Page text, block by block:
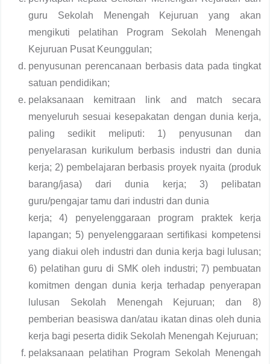
guru Sekolah Menengah Kejuruan yang akan
mengikuti pelatihan Program Sekolah Menengah
Kejuruan Pusat Keunggulan;
penyusunan perencanaan berbasis data pada tingkat
satuan pendidikan;
pelaksanaan kemitraan link and match secara
menyeluruh sesuai kesepakatan dengan dunia kerja,
paling sedikit meliputi: 1) penyusunan dan
penyelarasan kurikulum berbasis industri dan dunia
kerja; 2) pembelajaran berbasis proyek nyaita (produk
barang/jasa) dari dunia kerja; 3) pelibatan
guru/pengajar tamu dari industri dan dunia
kerja; 4) penyelenggaraan program praktek kerja
lapangan; 5) penyelenggaraan sertifikasi kompetensi
yang diakui oleh industri dan dunia kerja bagi lulusan;
6) pelatihan guru di SMK oleh industri; 7) pembuatan
komitmen dengan dunia kerja terhadap penyerapan
lulusan Sekolah Menengah Kejuruan; dan 8)
pemberian beasiswa dan/atau ikatan dinas oleh dunia
kerja bagi peserta didik Sekolah Menengah Kejuruan;
pelaksanaan pelatihan Program Sekolah Menengah